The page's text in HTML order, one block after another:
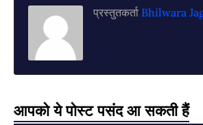
प्रस्तुतकर्ता Bhilwara
आपको ये पोस्ट पसंद आ सकती हैं